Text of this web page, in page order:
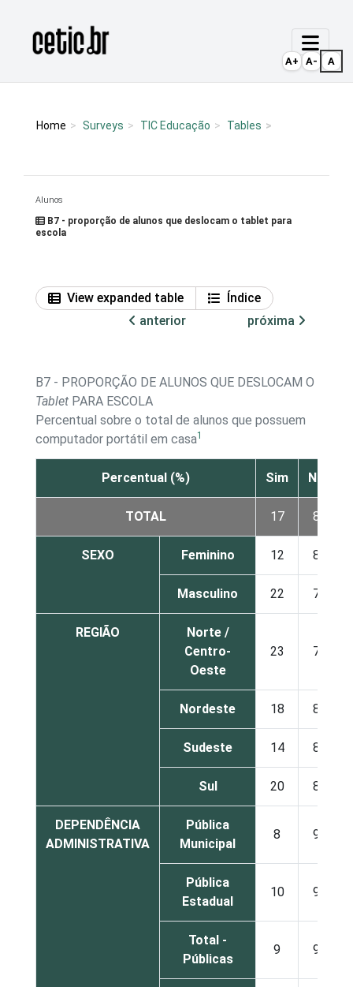
Página inicial
Home Surveys TIC Educação Tables
Alunos
B7 - proporção de alunos que deslocam o tablet para
escola
View expanded table
Índice
anterior
próxima
B7 - PROPORÇÃO DE ALUNOS QUE DESLOCAM O
Tablet PARA ESCOLA
Percentual sobre o total de alunos que possuem
computador portátil em casa1
Percentual (%) Sim Não
TOTAL 17 83
SEXO Feminino 12 88
Masculino 22 78
REGIÃO
Norte /
Centro-
Oeste
23 77
Nordeste 18 82
Sudeste 14 86
Sul 20 80
DEPENDÊNCIA
ADMINISTRATIVA
Pública
Municipal
8 92
Pública
Estadual
10 90
Total -
Públicas
9 91
A+ A- A